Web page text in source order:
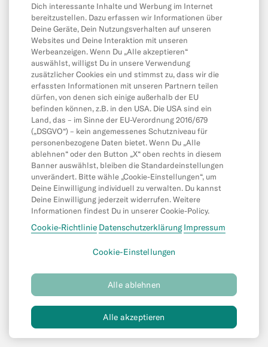
App & Produkte
CASH26
Mobile and Online Wallets
Freunde Einladen
MoneyBeam
N26 SIM
Dispokredit & Kredit
Savings & Invest
Spaces
N26 für unter 18-Jährige
N26 SE 2026
Datenschutz
Tab)
Tab)
Tab)
Rechtliche Dokumente
Tab)
Dich interessante Inhalte und Werbung im Internet
bereitzustellen. Dazu erfassen wir Informationen über
Deine Geräte, Dein Nutzungsverhalten auf unseren
Websites und Deine Interaktion mit unseren
Werbeanzeigen. Wenn Du „Alle akzeptieren“
auswählst, willigst Du in unsere Verwendung
zusätzlicher Cookies ein und stimmst zu, dass wir die
erfassten Informationen mit unseren Partnern teilen
dürfen, von denen sich einige außerhalb der EU
befinden können, z.B. in den USA. Die USA sind ein
Land, das – im Sinne der EU-Verordnung 2016/679
(„DSGVO“) – kein angemessenes Schutzniveau für
personenbezogene Daten bietet. Wenn Du „Alle
ablehnen“ oder den Button „X“ oben rechts in diesem
Banner auswählst, bleiben die Standardeinstellungen
unverändert. Bitte wähle „Cookie-Einstellungen“, um
Deine Einwilligung individuell zu verwalten. Du kannst
Deine Einwilligung jederzeit widerrufen. Weitere
Informationen findest Du in unserer Cookie-Policy.
Cookie-Richtlinie Datenschutzerklärung Impressum
Cookie-Einstellungen
Alle ablehnen
Alle akzeptieren